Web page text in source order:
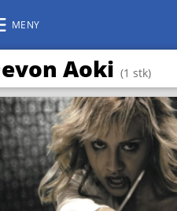
MENY
Aoki (1 stk)